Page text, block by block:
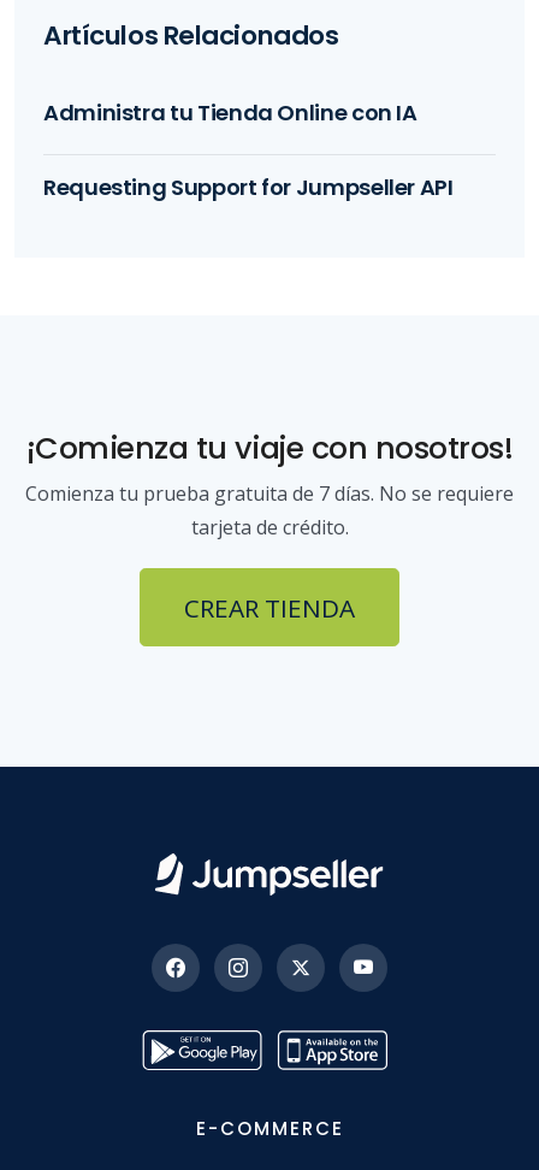
Artículos Relacionados
Administra tu Tienda Online con IA
Requesting Support for Jumpseller API
¡Comienza tu viaje con nosotros!
Comienza tu prueba gratuita de 7 días. No se requiere
tarjeta de crédito.
CREAR TIENDA
E-COMMERCE